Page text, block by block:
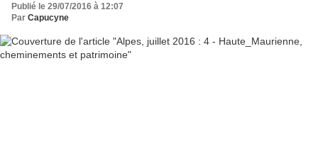
Publié le 29/07/2016 à 12:07
Par Capucyne